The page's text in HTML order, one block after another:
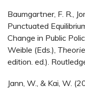
Baumgartner, F. R.,
Punctuated
Change in Public
Weible (Eds.),
edition. ed.).
Jann, W., & Kai, W.